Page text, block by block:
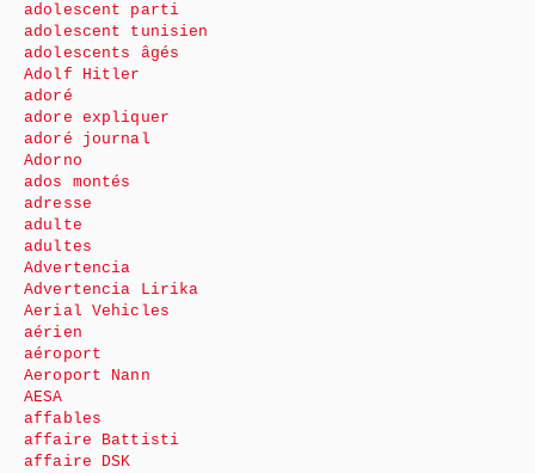
adolescent parti
adolescent tunisien
adolescents âgés
Adolf Hitler
adoré
adore expliquer
adoré journal
Adorno
ados montés
adresse
adulte
adultes
Advertencia
Advertencia Lirika
Aerial Vehicles
aérien
aéroport
Aeroport Nann
AESA
affables
affaire Battisti
affaire DSK